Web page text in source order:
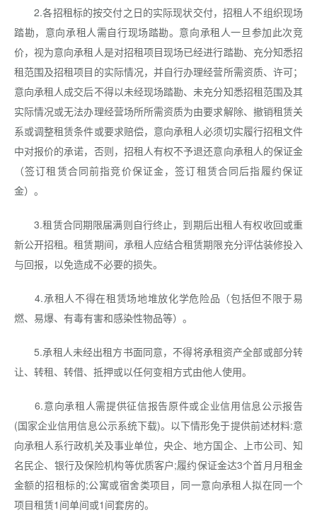
2.各招租标的按交付之日的实际现状交付，招租人不组织现场
踏勘，意向承租人需自行现场踏勘。意向承租人一旦参加此次竞
价，视为意向承租人是对招租项目现场已经进行踏勘、充分知悉招
租范围及招租项目的实际情况，并自行办理经营所需资质、许可；
意向承租人成交后不得以未经现场踏勘、未充分知悉招租范围及其
实际情况或无法办理经营场所所需资质为由要求解除、撤销租赁关
系或调整租赁条件或要求赔偿，意向承租人必须切实履行招租文件
中对报价的承诺，否则，招租人有权不予退还意向承租人的保证金
（签订租赁合同前指竞价保证金，签订租赁合同后指履约保证
金）。
3.租赁合同期限届满则自行终止，到期后出租人有权收回或重
新公开招租。租赁期间，承租人应结合租赁期限充分评估装修投入
与回报，以免造成不必要的损失。
4.承租人不得在租赁场地堆放化学危险品（包括但不限于易
燃、易爆、有毒有害和感染性物品等）。
5.承租人未经出租方书面同意，不得将承租资产全部或部分转
让、转租、转借、抵押或以任何变相方式由他人使用。
6.意向承租人需提供征信报告原件或企业信用信息公示报告
(国家企业信用信息公示系统下载)。以下情形免于提供前述材料:意
向承租人系行政机关及事业单位，央企、地方国企、上市公司、知
名民企、银行及保险机构等优质客户;履约保证金达3个首月月租金
金额的招租标的;公寓或宿舍类项目，同一意向承租人拟在同一个
项目租赁1间单间或1间套房的。